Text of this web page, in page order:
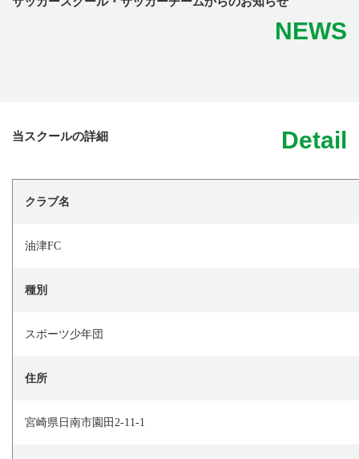
NEWS
当スクールの詳細 Detail
クラブ名
油津FC
種別
スポーツ少年団
住所
宮崎県日南市園田2-11-1